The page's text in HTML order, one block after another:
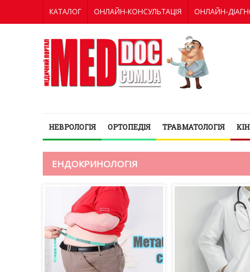
КАТАЛОГ ОНЛАЙН-КОНСУЛЬТАЦІЯ ОНЛАЙН-
НЕВРОЛОГІЯ ОРТОПЕДІЯ ТРАВМАТОЛОГІЯ
ЕНДОКРИНОЛОГІЯ